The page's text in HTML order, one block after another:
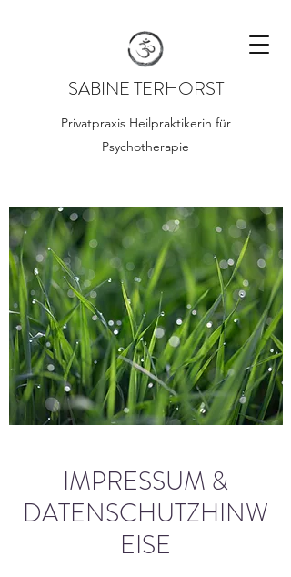
SABINE TERHORST
Privatpraxis Heilpraktikerin für
Psychotherapie
IMPRESSUM &
DATENSCHUTZHINW
EISE